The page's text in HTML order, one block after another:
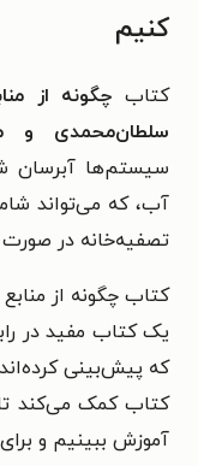
کنیم
کتاب چگونه از
سلطان‌محمدی و
سیستم‌ها آبرسان
آب، که می‌تواند
تصفیه‌خانه در
کتاب چگونه از
یک کتاب مفید در
که پیش‌بینی
کتاب کمک می‌کند تا
آموزش ببینیم و